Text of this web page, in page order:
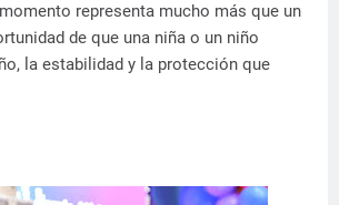
representa mucho más que un
de que una niña o un niño
la estabilidad y la protección que